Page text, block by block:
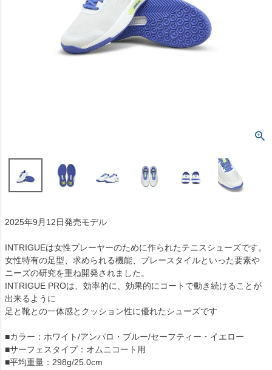
2025年9月12日発売モデル
INTRIGUEは女性プレーヤーのために作られたテニスシューズです。
女性特有の足型、求められる機能、プレースタイルといった要素や
ニーズの研究を重ね開発されました。
INTRIGUE PROは、効率的に、効果的にコートで動き続けることが
出来るように
足と靴との一体感とクッション性に優れたシューズです
■カラー：ホワイト/アンパロ・ブルー/セーフティー・イエロー
■サーフェスタイプ：オムニコート用
■平均重量：298g/25.0cm